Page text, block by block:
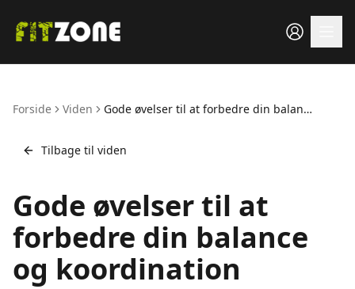
Forside Viden
Gode øvelser til at forbedre din balance
Tilbage til viden
Gode øvelser til at
forbedre din balance
og koordination